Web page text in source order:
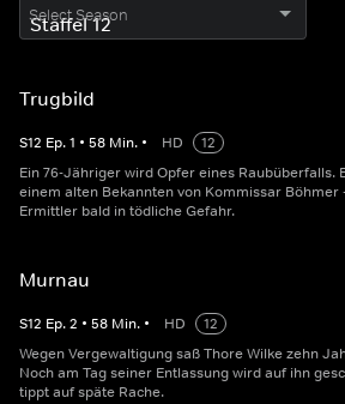
Select Season
Trugbild
S12 Ep.1 • 58 Min. • HD
12
Ein 76-Jähriger wird Opfer eines Raubüberfalls.
einem alten Bekannten von Kommissar Böhmer
Ermittler bald in tödliche Gefahr.
Murnau
S12 Ep.2 • 58 Min. • HD
12
Wegen Vergewaltigung saß Thore Wilke zehn
Noch am Tag seiner Entlassung wird auf ihn
tippt auf späte Rache.